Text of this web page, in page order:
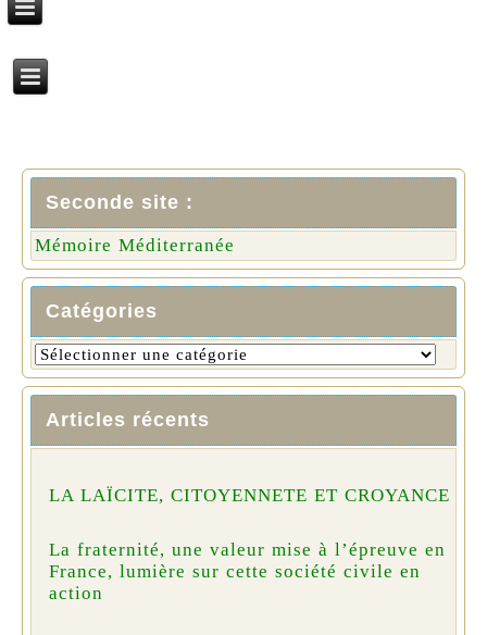
Seconde site :
Mémoire Méditerranée
Catégories
Articles récents
LA LAÏCITE, CITOYENNETE ET CROYANCE
La fraternité, une valeur mise à l’épreuve en
France, lumière sur cette société civile en
action